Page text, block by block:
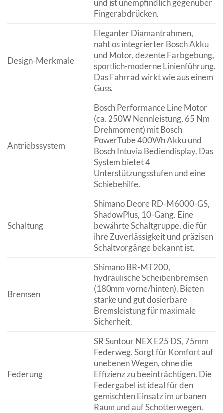
und ist unempfindlich gegenüber
Fingerabdrücken.
Design-Merkmale
Eleganter Diamantrahmen,
nahtlos integrierter Bosch Akku
und Motor, dezente Farbgebung,
sportlich-moderne Linienführung.
Das Fahrrad wirkt wie aus einem
Guss.
Antriebssystem
Bosch Performance Line Motor
(ca. 250W Nennleistung, 65 Nm
Drehmoment) mit Bosch
PowerTube 400Wh Akku und
Bosch Intuvia Bediendisplay. Das
System bietet 4
Unterstützungsstufen und eine
Schiebehilfe.
Schaltung
Shimano Deore RD-M6000-GS,
ShadowPlus, 10-Gang. Eine
bewährte Schaltgruppe, die für
ihre Zuverlässigkeit und präzisen
Schaltvorgänge bekannt ist.
Bremsen
Shimano BR-MT200,
hydraulische Scheibenbremsen
(180mm vorne/hinten). Bieten
starke und gut dosierbare
Bremsleistung für maximale
Sicherheit.
Federung
SR Suntour NEX E25 DS, 75mm
Federweg. Sorgt für Komfort auf
unebenen Wegen, ohne die
Effizienz zu beeinträchtigen. Die
Federgabel ist ideal für den
gemischten Einsatz im urbanen
Raum und auf Schotterwegen.